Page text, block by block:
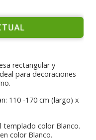
rectangular y
para decoraciones
110 -170 cm (largo) x
templado color Blanco.
color Blanco.